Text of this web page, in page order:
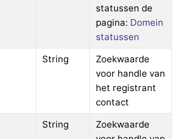
statussen de
pagina: Domein
statussen
String
Zoekwaarde
voor handle van
het registrant
contact
String
Zoekwaarde